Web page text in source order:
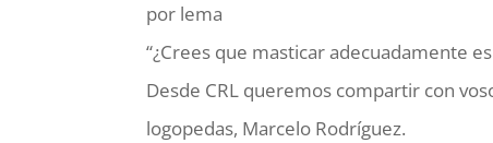
por lema
“¿Crees que masticar adecuadamente
Desde CRL queremos compartir con
logopedas, Marcelo Rodríguez.